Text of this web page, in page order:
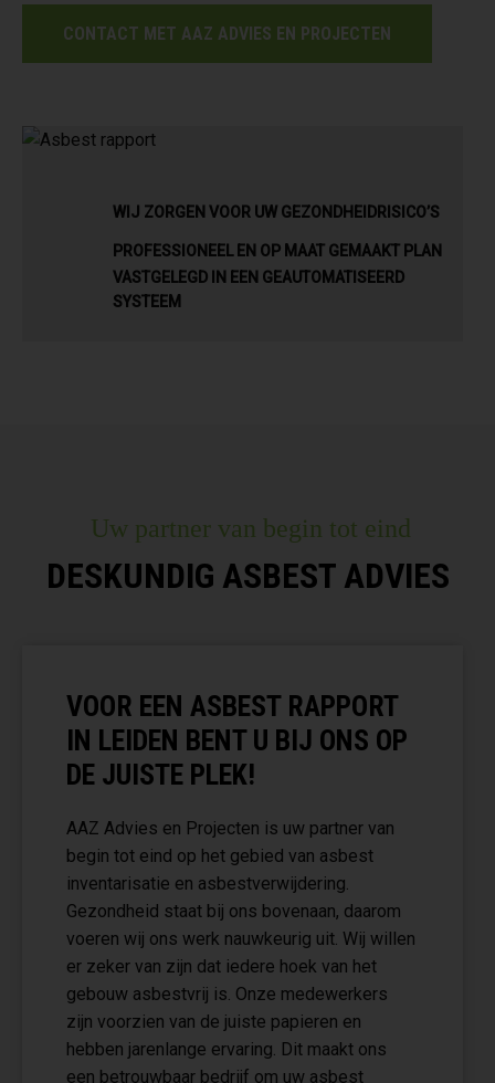
CONTACT MET AAZ ADVIES EN PROJECTEN
WIJ ZORGEN VOOR UW GEZONDHEIDRISICO’S
PROFESSIONEEL EN OP MAAT GEMAAKT PLAN
VASTGELEGD IN EEN GEAUTOMATISEERD
SYSTEEM
Uw partner van begin tot eind
DESKUNDIG ASBEST ADVIES
VOOR EEN ASBEST RAPPORT
IN LEIDEN BENT U BIJ ONS OP
DE JUISTE PLEK!
AAZ Advies en Projecten is uw partner van
begin tot eind op het gebied van asbest
inventarisatie en asbestverwijdering.
Gezondheid staat bij ons bovenaan, daarom
voeren wij ons werk nauwkeurig uit. Wij willen
er zeker van zijn dat iedere hoek van het
gebouw asbestvrij is. Onze medewerkers
zijn voorzien van de juiste papieren en
hebben jarenlange ervaring. Dit maakt ons
een betrouwbaar bedrijf om uw asbest